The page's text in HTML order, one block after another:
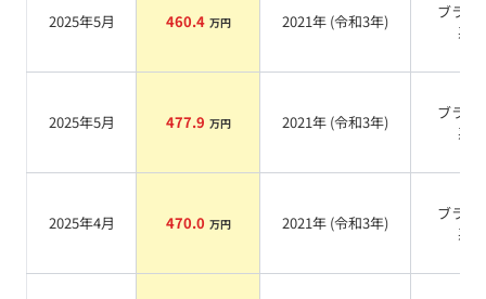
2025年5月 460.4 万円 2021年 (令和3年)
ブラッ
系
2025年5月 477.9 万円 2021年 (令和3年)
ブラッ
系
2025年4月 470.0 万円 2021年 (令和3年)
ブラッ
系